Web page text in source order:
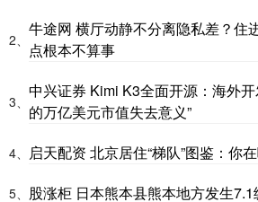
2、
牛途网 横厅动静不分离隐私差？住
点根本不算事
3、
中兴证券 Kimi K3全面开源：海外
的万亿美元市值失去意义”
4、 启天配资 北京居住“梯队”图鉴：你
5、 股涨柜 日本熊本县熊本地方发生7.1